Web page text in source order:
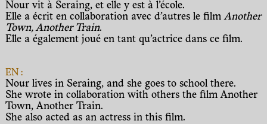
Nour vit à Seraing, et elle y est à l’école.
Elle a écrit en collaboration avec d’autres le filmAnother
Town, Another Train.
Elle a également joué en tant qu’actrice dans ce film.
EN :
Nour lives in Seraing, and she goes to school there.
She wrote in collaboration with others the film Another
Town, Another Train.
She also acted as an actress in this film.